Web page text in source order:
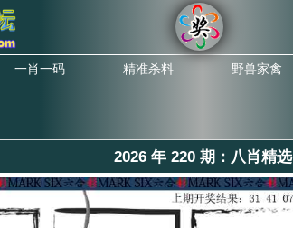
一肖一码 精准杀料 野兽家禽
2026 年 220 期：八肖精选